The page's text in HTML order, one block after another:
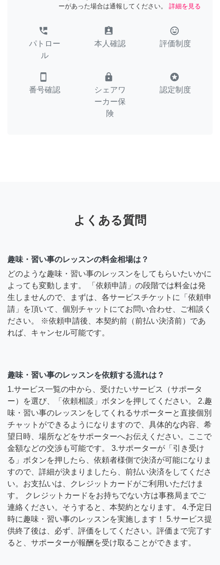
ーがあった場合は通報してください。
詳細を見る
perm_phone_msg
パトロー
ル
assignment_ind
本人確認
tag_faces
評価制度
smartphone
番号確認
lock
シェアワ
ーカー保
険
stars
認定制度
よくある質問
趣味・習い事のレッスンの料金相場は？
どのような趣味・習い事のレッスンをしてもらいたいかに
よっても変動します。 「依頼申請」の段階では料金は発
生しませんので、まずは、各サービスチケットに「依頼申
請」を頂いて、個別チャットにてお問い合わせ、ご相談く
ださい。 ※依頼申請後、本契約前（前払い決済前）であ
れば、キャンセル可能です。
趣味・習い事のレッスンを依頼する流れは？
1.サービス一覧の中から、受けたいサービス（サポータ
ー）を選び、「依頼相談」ボタンを押してください。 2.趣
味・習い事のレッスンをしてくれるサポーターと直接個別
チャットができるようになりますので、具体的な内容、希
望日時、場所などをサポーターへお伝えください。ここで
金額などの交渉も可能です。 3.サポーターが「引き受け
る」ボタンを押したら、依頼者様側で決済が可能になりま
すので、詳細が決まりましたら、前払い決済をしてくださ
い。お支払いは、クレジットカードがご利用いただけま
す。 クレジットカードをお持ちでない方は事務局までご
連絡ください。そうすると、本契約となります。 4.予定日
時に趣味・習い事のレッスンを実施します！ 5.サービス提
供終了後は、必ず、評価をしてください。評価まで完了す
ると、サポーターが報酬を受け取ることができます。